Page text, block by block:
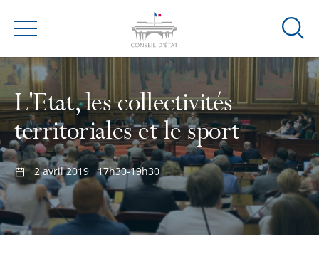
Menu
Ouvrir
de
L'Etat, les collectivités
territoriales et le sport
2 avril 2019 17h30-19h30